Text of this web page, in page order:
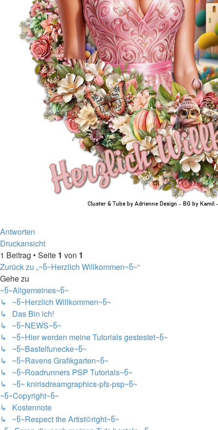
Nach
oben
Antworten
Druckansicht
1 Beitrag • Seite 1 von 1
Zurück zu „~წ~Herzlich Willkommen~წ~“
Gehe zu
~წ~Allgemeines~წ~
↳ ~წ~Herzlich Willkommen~წ~
↳ Das Bin ich!
↳ ~წ~NEWS~წ~
↳ ~წ~Hier werden meine Tutorials gestestet~წ~
↳ ~წ~Bastelfunecke~წ~
↳ ~წ~Ravens Grafikgarten~წ~
↳ ~წ~Roadrunners PSP Tutorials~წ~
↳ ~წ~ knirisdreamgraphics-pfs-psp~წ~
~წ~Copyright~წ~
↳ Kostennote
↳ ~წ~Respect the Artist©right~წ~